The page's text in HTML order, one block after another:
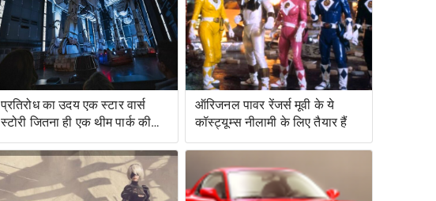
प्रतिरोध का उदय एक स्टार वार्स
स्टोरी जितना ही एक थीम पार्क की
सवारी है
ऑरिजनल पावर रेंजर्स मूवी के ये
कॉस्ट्यूम्स नीलामी के लिए तैयार हैं